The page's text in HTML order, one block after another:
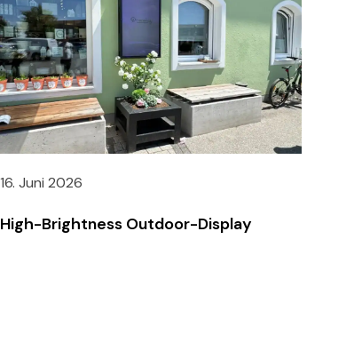
16. Juni 2026
High-Brightness Outdoor-Display